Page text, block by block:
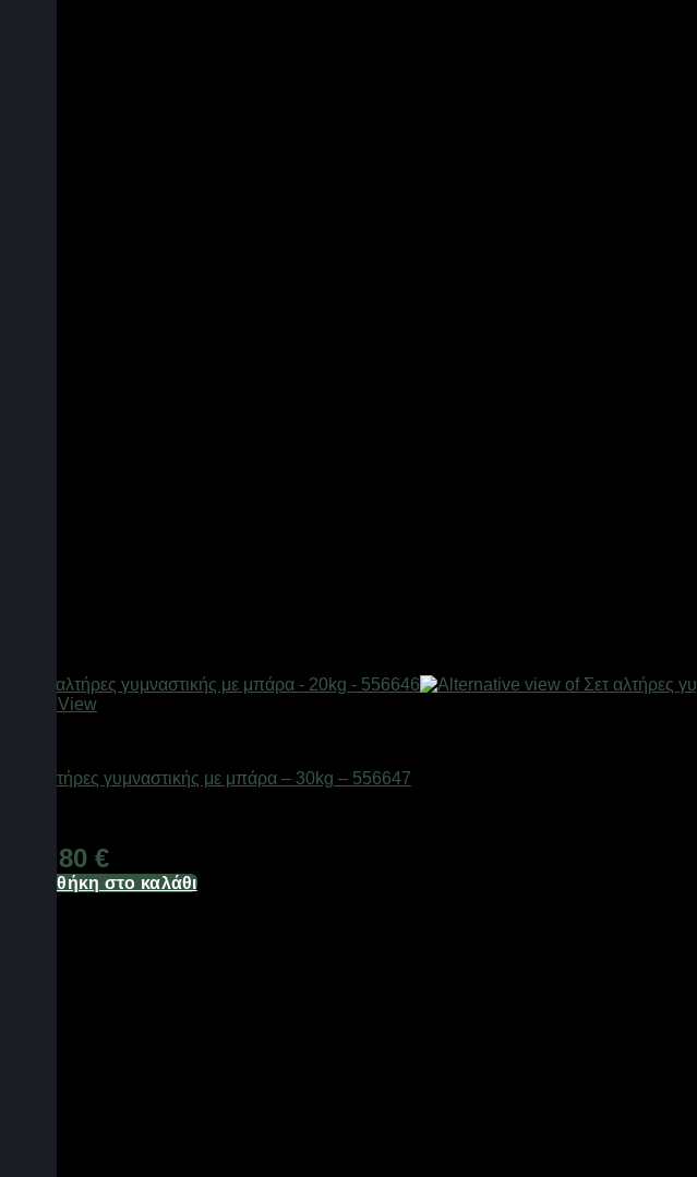
Quick View
Σετ αλτήρες γυμναστικής με μπάρα – 30kg – 556647
148,80 €
Προσθήκη στο καλάθι